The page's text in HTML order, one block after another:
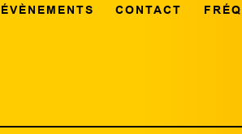
ÉVÈNEMENTS CONTACT